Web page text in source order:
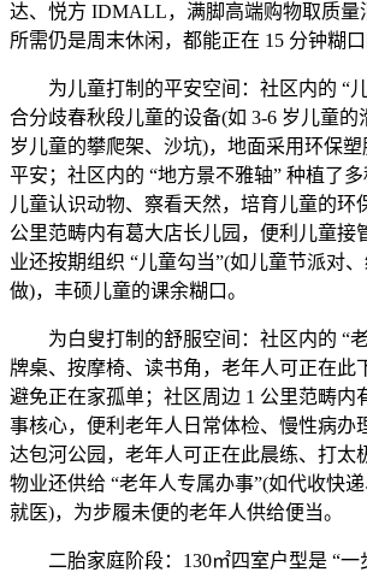
达、悦方 IDMALL，满脚高端购物取质量
所需仍是周末休闲，都能正在 15 分钟糊口
为儿童打制的平安空间：社区内的 “儿
合分歧春秋段儿童的设备(如 3-6 岁儿童的
岁儿童的攀爬架、沙坑)，地面采用环保
平安；社区内的 “地方景不雅轴” 种植了
儿童认识动物、察看天然，培育儿童的环
公里范畴内有葛大店长儿园，便利儿童接
业还按期组织 “儿童勾当”(如儿童节派对
做)，丰硕儿童的课余糊口。
为白叟打制的舒服空间：社区内的 “老
牌桌、按摩椅、读书角，老年人可正在此
避免正在家孤单；社区周边 1 公里范畴内
事核心，便利老年人日常体检、慢性病办
达包河公园，老年人可正在此晨练、打太
物业还供给 “老年人专属办事”(如代收快
就医)，为步履未便的老年人供给便当。
二胎家庭阶段：130㎡四室户型是 “